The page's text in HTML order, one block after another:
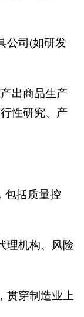
公司(如研发
出商品生产
性研究、产
包括质量控
理机构、风险
贯穿制造业上